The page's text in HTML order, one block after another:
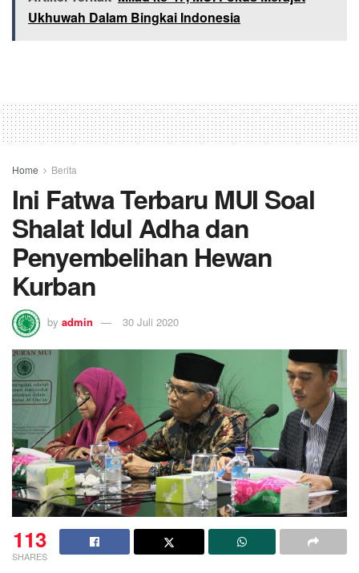
Ukhuwah Dalam Bingkai Indonesia
Home Berita
Ini Fatwa Terbaru MUI Soal
Shalat Idul Adha dan
Penyembelihan Hewan
Kurban
by admin 30 Juli 2020
113
SHARES